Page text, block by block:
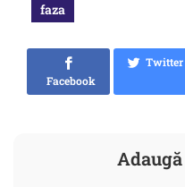
faza
Facebook
Twitter